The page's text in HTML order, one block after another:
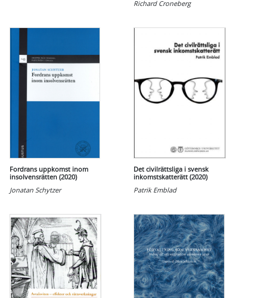
Richard Croneberg
Fordrans uppkomst inom
insolvensrätten (2020)
Jonatan Schytzer
Det civilrättsliga i svensk
inkomstskatterätt (2020)
Patrik Emblad